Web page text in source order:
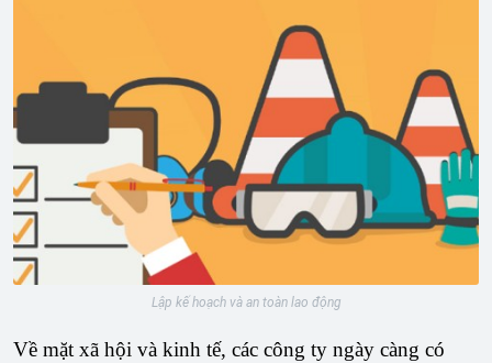
Lập kế hoạch và an toàn lao động
Về mặt xã hội và kinh tế, các công ty ngày càng có